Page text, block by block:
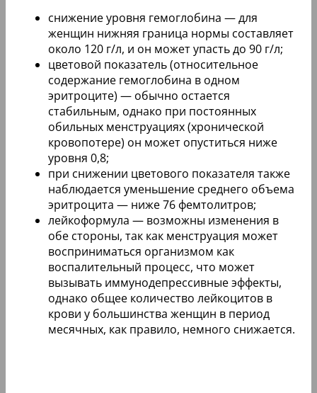
снижение уровня гемоглобина — для
женщин нижняя граница нормы составляет
около 120 г/л, и он может упасть до 90 г/л;
цветовой показатель (относительное
содержание гемоглобина в одном
эритроците) — обычно остается
стабильным, однако при постоянных
обильных менструациях (хронической
кровопотере) он может опуститься ниже
уровня 0,8;
при снижении цветового показателя также
наблюдается уменьшение среднего объема
эритроцита — ниже 76 фемтолитров;
лейкоформула — возможны изменения в
обе стороны, так как менструация может
восприниматься организмом как
воспалительный процесс, что может
вызывать иммунодепрессивные эффекты,
однако общее количество лейкоцитов в
крови у большинства женщин в период
месячных, как правило, немного снижается.